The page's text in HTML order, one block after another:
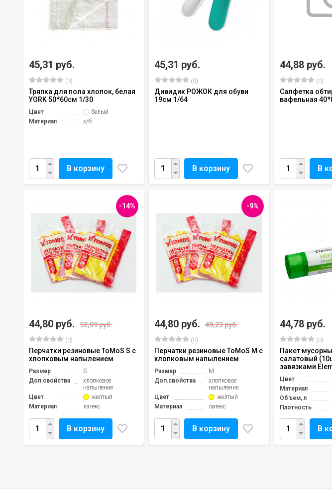
45,31 руб.
(0)
Тряпка для пола хлопок, белая
YORK 50*60см 1/30
Цвет
белый
Материал
х/б
В корзину
45,31 руб.
(0)
Дивидик РОЖОК для обуви
19см 1/64
В корзину
44,88 руб.
(0)
Салфетка
вафельная
В
-14%
44,80 руб. 52,09 руб.
(0)
Перчатки резиновые ToMoS S с
хлопковым напылением
Размер
S
Доп.свойства
хлопковое
напыление
Цвет
желтый
Материал
латекс
В корзину
-9%
44,80 руб. 49,23 руб.
(0)
Перчатки резиновые ToMoS M с
хлопковым напылением
Размер
M
Доп.свойства
хлопковое
напыление
Цвет
желтый
Материал
латекс
В корзину
44,78 руб.
(0)
Пакет
салатовый
завязками
Цвет
Материал
Объем, л
Плотность
В